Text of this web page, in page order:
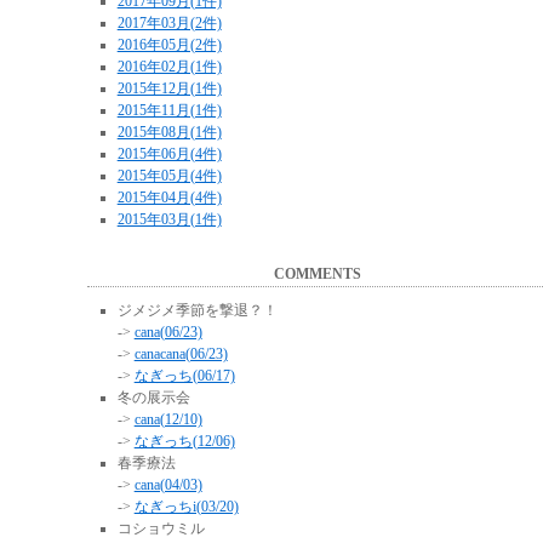
2017年03月(2件)
2016年05月(2件)
2016年02月(1件)
2015年12月(1件)
2015年11月(1件)
2015年08月(1件)
2015年06月(4件)
2015年05月(4件)
2015年04月(4件)
2015年03月(1件)
COMMENTS
ジメジメ季節を撃退？！
-> cana(06/23)
-> canacana(06/23)
-> なぎっち(06/17)
冬の展示会
-> cana(12/10)
-> なぎっち(12/06)
春季療法
-> cana(04/03)
-> なぎっちi(03/20)
コショウミル